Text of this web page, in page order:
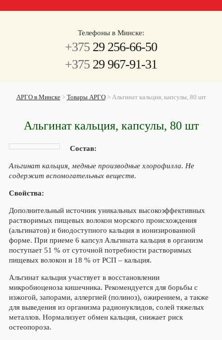
Телефоны в Минске:
+375 29 256-66-50
+375 29 967-91-31
АРГО в Минске> Товары АРГО> Альгинат кальция, капсулы, 80 шт
Альгинат кальция, капсулы, 80 шт
Состав:
Альгинат кальция, медные производные хлорофилла. Не
содержит вспомогательных веществ.
Свойства:
Дополнительный источник уникальных высокоэффективных
растворимых пищевых волокон морского происхождения
(альгинатов) и биодоступного кальция в ионизированной
форме. При приеме 6 капсул Альгината кальция в организм
поступает 51 % от суточной потребности растворимых
пищевых волокон и 18 % от РСП – кальция.
Альгинат кальция участвует в восстановлении
микробиоценоза кишечника. Рекомендуется для борьбы с
изжогой, запорами, аллергией (полиноз), ожирением, а также
для выведения из организма радионуклидов, солей тяжелых
металлов. Нормализует обмен кальция, снижает риск
остеопороза.